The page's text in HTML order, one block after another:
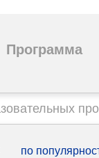
Программа
по